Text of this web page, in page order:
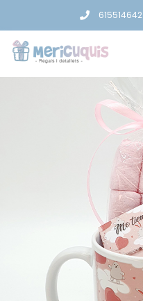
615514642